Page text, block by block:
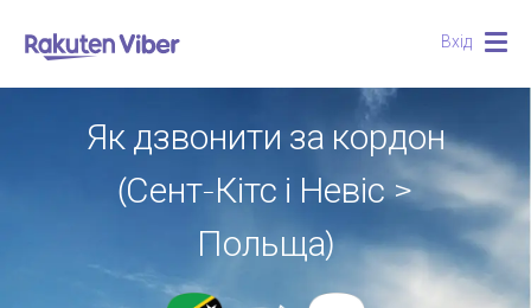
Вхід
Як дзвонити за кордон
(Сент-Кітс і Невіс >
Польща)